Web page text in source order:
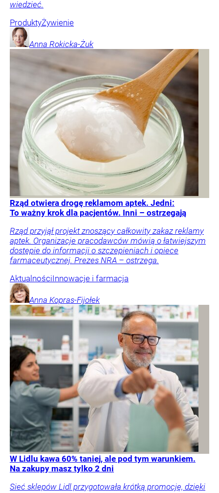
wiedzieć.
ProduktyŻywienie
Anna Rokicka-Żuk
Rząd otwiera drogę reklamom aptek. Jedni:
To ważny krok dla pacjentów. Inni – ostrzegają
Rząd przyjął projekt znoszący całkowity zakaz reklamy
aptek. Organizacje pracodawców mówią o łatwiejszym
dostępie do informacji o szczepieniach i opiece
farmaceutycznej. Prezes NRA – ostrzega.
AktualnościInnowacje i farmacja
Anna Kopras-Fijołek
W Lidlu kawa 60% taniej, ale pod tym warunkiem.
Na zakupy masz tylko 2 dni
Sieć sklepów Lidl przygotowała krótką promocję, dzięki